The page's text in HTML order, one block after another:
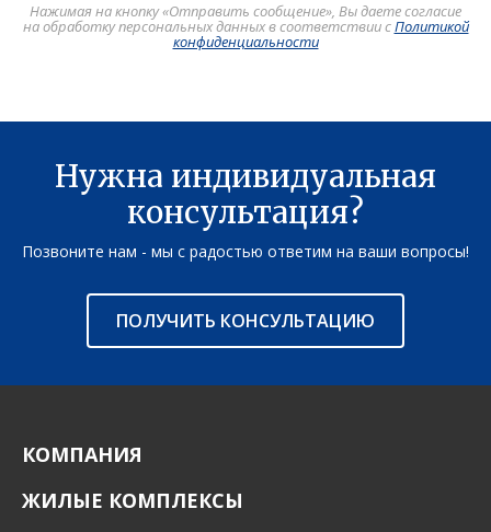
Нажимая на кнопку «Отправить сообщение», Вы даете согласие
на обработку персональных данных в соответствии сПолитикой
конфиденциальности
Нужна индивидуальная
консультация?
Позвоните нам - мы с радостью ответим на ваши вопросы!
ПОЛУЧИТЬ КОНСУЛЬТАЦИЮ
КОМПАНИЯ
ЖИЛЫЕ КОМПЛЕКСЫ